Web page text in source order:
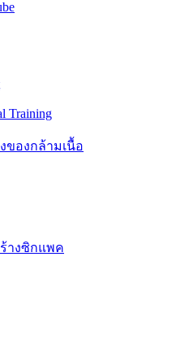
Training
ของกล้ามเนื้อ
างซิกแพค